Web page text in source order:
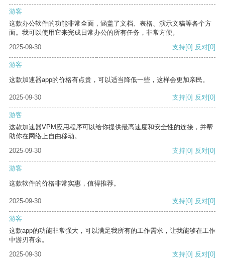
游客
这款办公软件的功能非常全面，涵盖了文档、表格、演示文稿等各个方
面。我可以使用它来完成日常办公的所有任务，非常方便。
2025-09-30
支持[0] 反对[0]
游客
这款加速器app的价格有点贵，可以适当降低一些，这样会更加亲民。
2025-09-30 支持[0] 反对[0]
游客
这款加速器VPM应用程序可以给你提供最高速度和安全性的连接，并帮
助你在网络上自由移动。
2025-09-30
支持[0] 反对[0]
游客
这款软件的价格非常实惠，值得推荐。
2025-09-30 支持[0] 反对[0]
游客
这款app的功能非常强大，可以满足我所有的工作需求，让我能够在工作
中游刃有余。
2025-09-30
支持[0] 反对[0]